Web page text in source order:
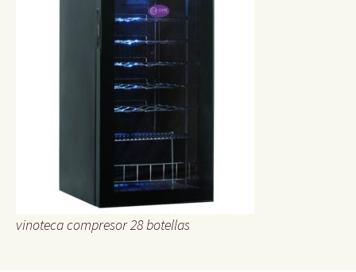
vinoteca compresor 28 botellas